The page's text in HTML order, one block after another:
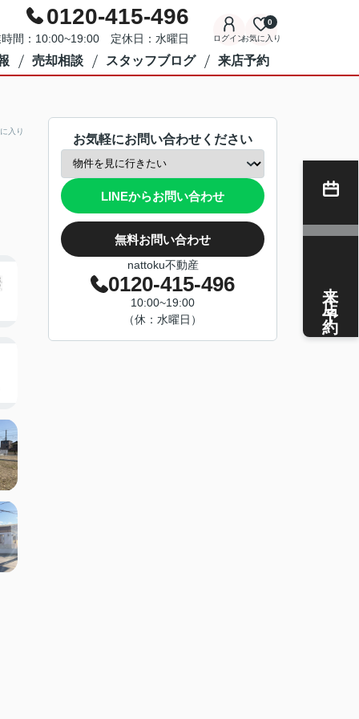
0120-415-496
間：10:00~19:00 定休日：水曜日 ログインお気に入り
0
売却相談 スタッフブログ 来店予約
入り
お気軽にお問い合わせください
LINEからお問い合わせ
無料お問い合わせ
nattoku不動産
0120-415-496
10:00~19:00
（休：水曜日）
来店予約